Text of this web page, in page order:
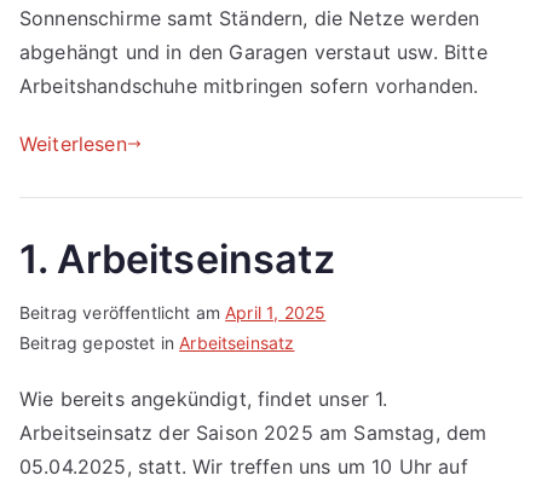
Sonnenschirme samt Ständern, die Netze werden
abgehängt und in den Garagen verstaut usw. Bitte
Arbeitshandschuhe mitbringen sofern vorhanden.
Weiterlesen
1. Arbeitseinsatz
Beitrag veröffentlicht amApril 1, 2025
Beitrag gepostet inArbeitseinsatz
Wie bereits angekündigt, findet unser 1.
Arbeitseinsatz der Saison 2025 am Samstag, dem
05.04.2025, statt. Wir treffen uns um 10 Uhr auf